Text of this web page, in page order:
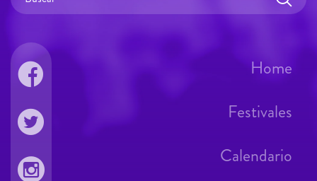
Home
Festivales
Calendario